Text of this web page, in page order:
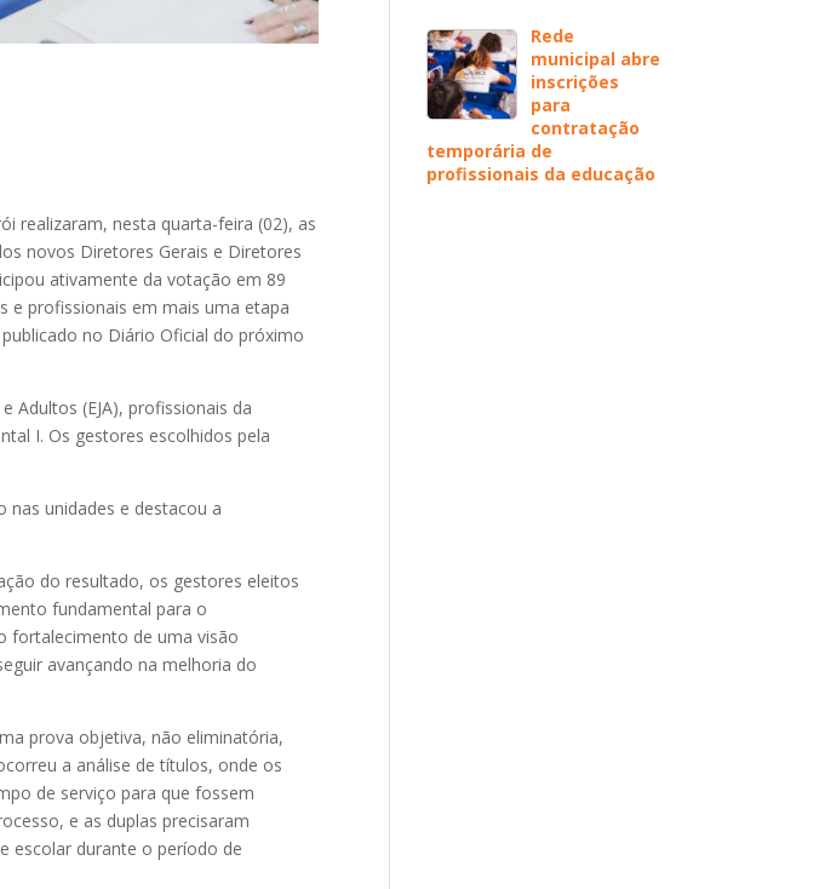
realizaram, nesta quarta-feira (02), as
novos Diretores Gerais e Diretores
ativamente da votação em 89
e profissionais em mais uma etapa
no Diário Oficial do próximo
Adultos (EJA), profissionais da
I. Os gestores escolhidos pela
nas unidades e destacou a
do resultado, os gestores eleitos
fundamental para o
fortalecimento de uma visão
avançando na melhoria do
prova objetiva, não eliminatória,
a análise de títulos, onde os
de serviço para que fossem
e as duplas precisaram
escolar durante o período de
Rede
municipal abre
inscrições
para
contratação
temporária de
profissionais da educação